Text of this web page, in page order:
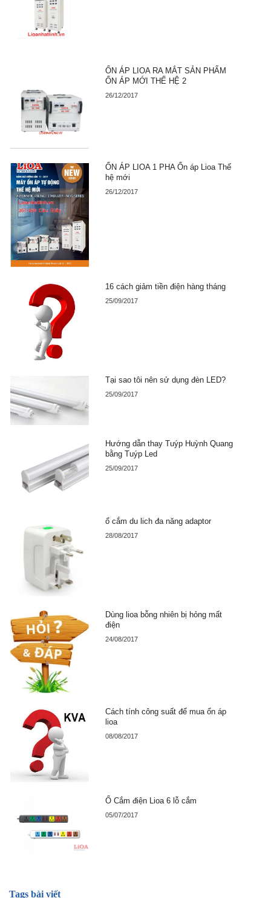
ỔN ÁP LIOA RA MẮT SẢN PHẨM
ỔN ÁP MỚI THẾ HỆ 2
26/12/2017
ỔN ÁP LIOA 1 PHA Ổn áp Lioa Thế
hệ mới
26/12/2017
16 cách giảm tiền điện hàng tháng
25/09/2017
Tại sao tôi nên sử dụng đèn LED?
25/09/2017
Hướng dẫn thay Tuýp Huỳnh Quang
bằng Tuýp Led
25/09/2017
ổ cắm du lich đa năng adaptor
28/08/2017
Dùng lioa bỗng nhiên bị hỏng mất
điện
24/08/2017
Cách tính công suất để mua ổn áp
lioa
08/08/2017
Ổ Cắm điện Lioa 6 lỗ cắm
05/07/2017
Tags bài viết